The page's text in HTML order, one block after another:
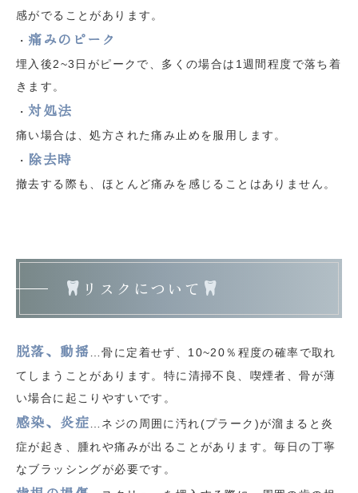
感がでることがあります。
・ 痛みのピーク
埋入後2~3日がピークで、多くの場合は1週間程度で落ち着
きます。
・ 対処法
痛い場合は、処方された痛み止めを服用します。
・ 除去時
撤去する際も、ほとんど痛みを感じることはありません。
リスクについて
脱落、動揺 …骨に定着せず、10~20％程度の確率で取れ
てしまうことがあります。特に清掃不良、喫煙者、骨が薄
い場合に起こりやすいです。
感染、炎症 …ネジの周囲に汚れ(プラーク)が溜まると炎
症が起き、腫れや痛みが出ることがあります。毎日の丁寧
なブラッシングが必要です。